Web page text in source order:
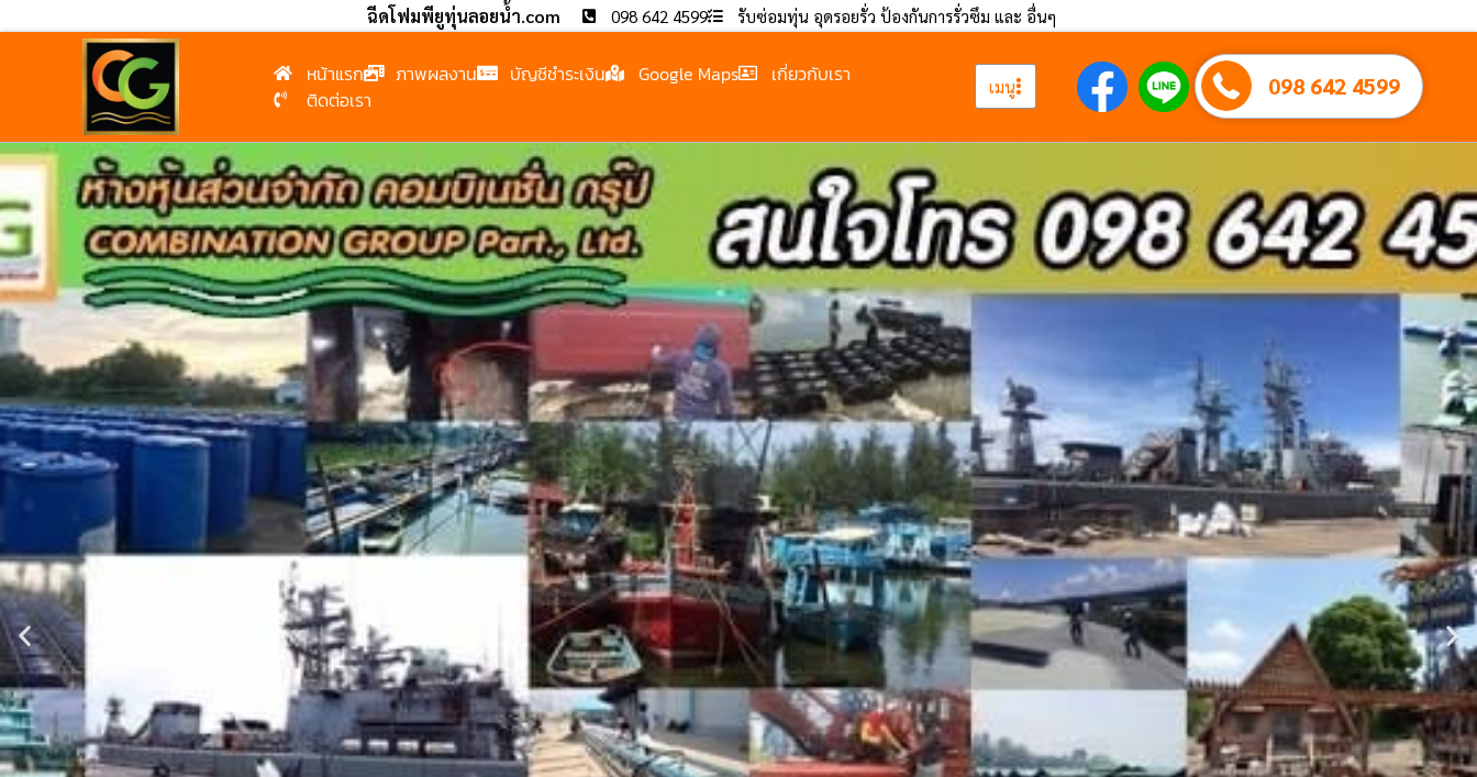
ฉีดโฟมพียูทุ่นลอยน้ำ.com 098 642 4599 รับซ่อมทุ่น อุดรอยรั่ว ป้องกันการรั่วซึม และ อื่นๆ
หน้าแรก ภาพผลงาน บัญชีชำระเงิน Google Maps
เกี่ยวกับเรา
ติดต่อเรา
เมนู 098 642 4599